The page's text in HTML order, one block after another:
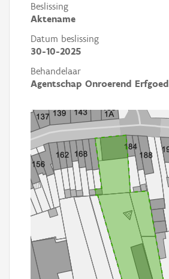
Beslissing
Aktename
Datum beslissing
30-10-2025
Behandelaar
Agentschap Onroerend Erfgoed